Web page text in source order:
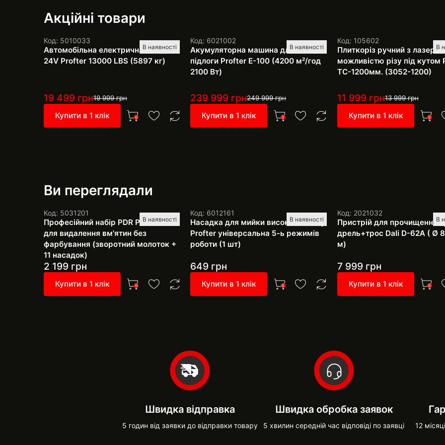
Акційні товари
В наявності
Код: 5010033
Автомобільна електрична лебідка
24V Profter 13000 LBS (5897 кг)
19 499 грн19 999грн
Купити в 1 клік 0
В наявності
Код: 6021002
Акумуляторна машина для миття
підлоги Profter E-100 (4200 м²/год
2100 Вт)
239 999 грн249 999грн
Купити в 1 клік 0
В
Код: 105602
Плиткоріз ручний з
можливістю різу під кутом
TC-1200мм. (3052-1200)
11 999 грн13 999грн
Купити в 1 клік 0
Ви переглядали
В наявності
Код: 5031201
Професійний набір PDR Pro SH-4
для видалення вм'ятин без
фарбування (зворотний молоток +
11 насадок)
2 199 грн
Купити в 1 клік 0
В наявності
Код: 6012161
Насадка для мийки високого тиску
Profter універсальна 5-ь режимів
роботи (1 шт)
649 грн
Купити в 1 клік 0
В
Код: 2021032
Пристрій для прочищення
дрель+трос Dali D-62A ( Ø
м)
7 999 грн
Купити в 1 клік 0
Швидка відправка
5 годин від заявки до відправки товару
Швидка обробка заявок
5 хвилин середній час відповіді по заявці 12